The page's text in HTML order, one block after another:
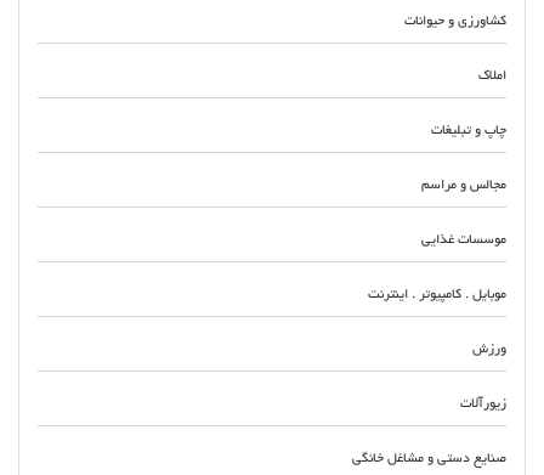
کشاورزی و حیوانات
املاک
چاپ و تبلیغات
مجالس و مراسم
موسسات غذایی
موبایل . کامپیوتر . اینترنت
ورزش
زیورآلات
صنایع دستی و مشاغل خانگی